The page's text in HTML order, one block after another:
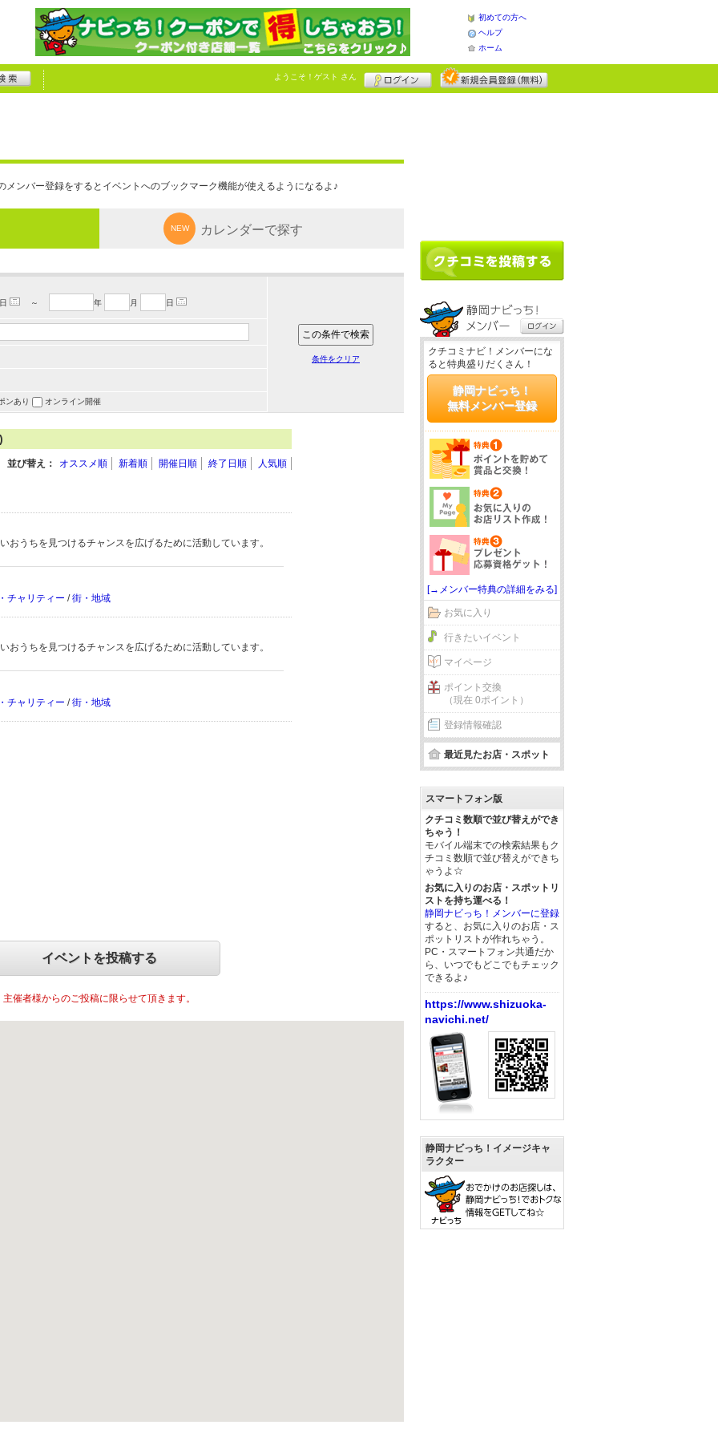
初めての方へ
ヘルプ
ホーム
ようこそ！ ゲスト さん
ンバー登録をするとイベントへのブックマーク機能が使えるようになるよ♪
NEW カレンダーで探す
日 ～ 年 月 日
ンあり オンライン開催
条件をクリア
並び替え： オススメ順 新着順 開催日順 終了日順 人気順
おうちを見つけるチャンスを広げるために活動しています。
チャリティー /街・地域
おうちを見つけるチャンスを広げるために活動しています。
チャリティー /街・地域
イベントを投稿する
主催者様からのご投稿に限らせて頂きます。
クチコミナビ！メンバーにな
ると特典盛りだくさん！
静岡ナビっち！
無料メンバー登録
[→メンバー特典の詳細をみる]
お気に入り
行きたいイベント
マイページ
ポイント交換
（現在 0ポイント）
登録情報確認
最近見たお店・スポット
スマートフォン版
クチコミ数順で並び替えができ
ちゃう！
モバイル端末での検索結果もク
チコミ数順で並び替えができち
ゃうよ☆
お気に入りのお店・スポットリ
ストを持ち運べる！
静岡ナビっち！メンバーに登録
すると、お気に入りのお店・ス
ポットリストが作れちゃう。
PC・スマートフォン共通だか
ら、いつでもどこでもチェック
できるよ♪
https://www.shizuoka-
navichi.net/
静岡ナビっち！イメージキャ
ラクター